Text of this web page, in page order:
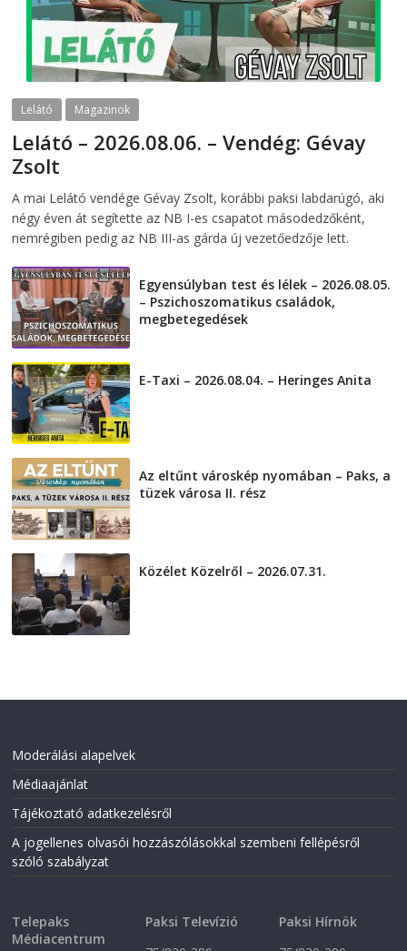
Lelátó Magazinok
Lelátó – 2026.08.06. – Vendég: Gévay
Zsolt
A mai Lelátó vendége Gévay Zsolt, korábbi paksi labdarúgó, aki
négy éven át segítette az NB I-es csapatot másodedzőként,
nemrégiben pedig az NB III-as gárda új vezetőedzője lett.
Egyensúlyban test és lélek – 2026.08.05.
– Pszichoszomatikus családok,
megbetegedések
E-Taxi – 2026.08.04. – Heringes Anita
Az eltűnt városkép nyomában – Paks, a
tüzek városa II. rész
Közélet Közelről – 2026.07.31.
Moderálási alapelvek
Médiaajánlat
Tájékoztató adatkezelésről
A jogellenes olvasói hozzászólásokkal szembeni fellépésről
szóló szabályzat
Telepaks
Médiacentrum
Paksi Televízió
Paksi Hírnök